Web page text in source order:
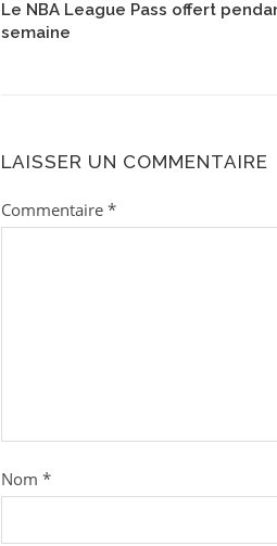
Le NBA League Pass offert
semaine
LAISSER UN COMMENTAIRE
Commentaire *
Nom *